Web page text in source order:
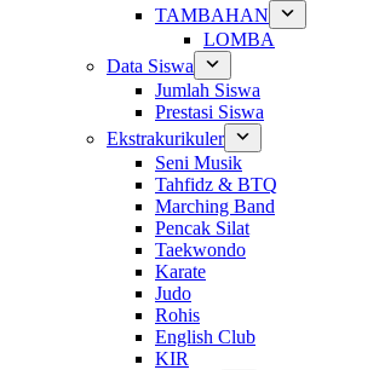
TAMBAHAN
LOMBA
Data Siswa
Jumlah Siswa
Prestasi Siswa
Ekstrakurikuler
Seni Musik
Tahfidz & BTQ
Marching Band
Pencak Silat
Taekwondo
Karate
Judo
Rohis
English Club
KIR